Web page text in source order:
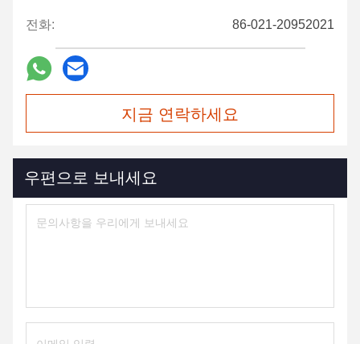
전화: 86-021-20952021
지금 연락하세요
우편으로 보내세요